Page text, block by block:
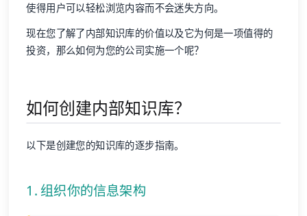
使得用户可以轻松浏览内容而不会迷失方向。
现在您了解了内部知识库的价值以及它为何是一项值得的
投资，那么如何为您的公司实施一个呢？
如何创建内部知识库？
以下是创建您的知识库的逐步指南。
1. 组织你的信息架构